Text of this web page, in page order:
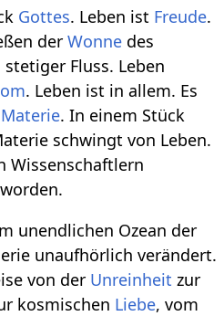
Gottes. Leben ist Freude.
derWonne des
Fluss. Leben
. Leben ist in allem. Es
Materie. In einem Stück
schwingt von Leben.
Wissenschaftlern
unendlichen Ozean der
unaufhörlich verändert.
von der Unreinheit zur
kosmischen Liebe, vom